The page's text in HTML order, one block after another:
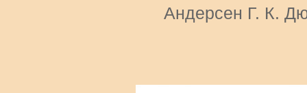
Андерсен Г. К.